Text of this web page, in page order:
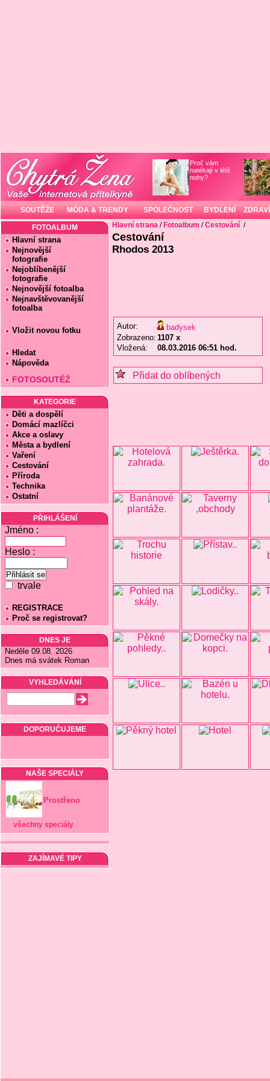
Proč vám
natékají v létě
nohy?
SOUTĚŽE MÓDA & TRENDY SPOLEČNOST BYDLENÍ ZDRAVÍ
FOTOALBUM
Hlavní strana
Nejnovější
fotografie
Nejoblíbenější
fotografie
Nejnovější fotoalba
Nejnavštěvovanější
fotoalba
Vložit novou fotku
Hledat
Nápověda
FOTOSOUTĚŽ
KATEGORIE
Děti a dospělí
Domácí mazlíčci
Akce a oslavy
Města a bydlení
Vaření
Cestování
Příroda
Technika
Ostatní
PŘIHLÁŠENÍ
Jméno :
Heslo :
trvale
REGISTRACE
Proč se registrovat?
DNES JE
Neděle 09.08. 2026
Dnes má svátek Roman
VYHLEDÁVÁNÍ
DOPORUČUJEME
NAŠE SPECIÁLY
Prostřeno
všechny speciály
ZAJÍMAVÉ TIPY
Hlavní strana / Fotoalbum /Cestování /
Cestování
Rhodos 2013
Autor:
badysek
Zobrazeno: 1107 x
Vložená:
08.03.2016 06:51 hod.
Přidat do oblíbených